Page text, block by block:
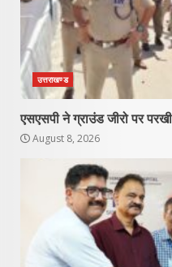
उत्तराखण्ड
एसएसपी ने ग्राउंड जीरो पर
August 8, 2026